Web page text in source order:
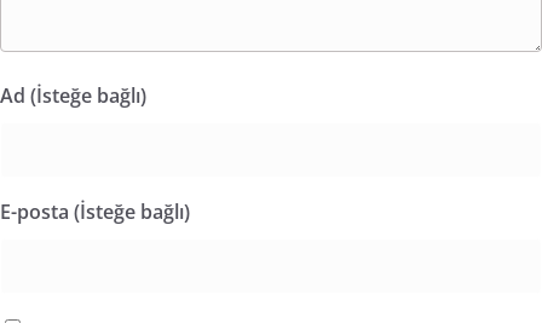
Ad (İsteğe bağlı)
E-posta (İsteğe bağlı)